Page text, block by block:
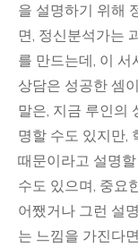
을 설명하기 위해
면, 정신분석가는
를 만드는데, 이
상담은 성공한 셈
말은, 지금 루인의
명할 수도 있지만,
때문이라고 설명
수도 있으며, 중요
어쨌거나 그런 설
는 느낌을 가진다